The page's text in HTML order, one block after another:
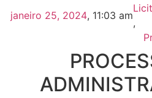
janeiro 25, 2024, 11:03 am
,